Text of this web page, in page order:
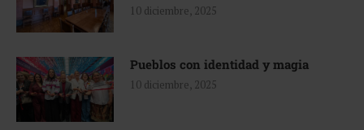
10 diciembre, 2025
Pueblos con identidad y magia
10 diciembre, 2025